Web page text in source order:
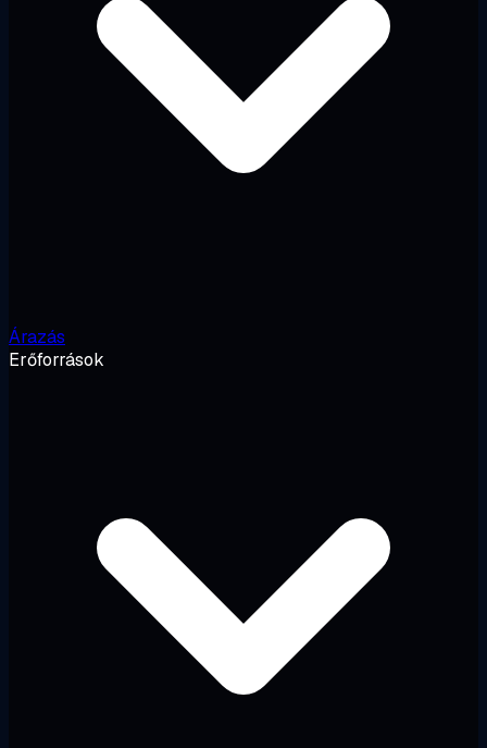
Árazás
Erőforrások